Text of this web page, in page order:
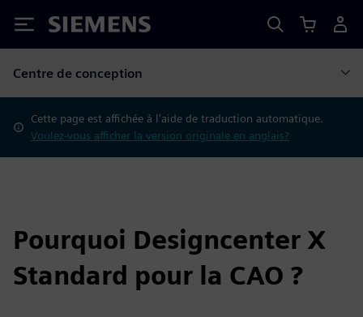
Siemens
Centre de conception
Cette page est affichée à l'aide de traduction automatique.
Voulez-vous afficher la version originale en anglais?
Pourquoi Designcenter X
Standard pour la CAO ?